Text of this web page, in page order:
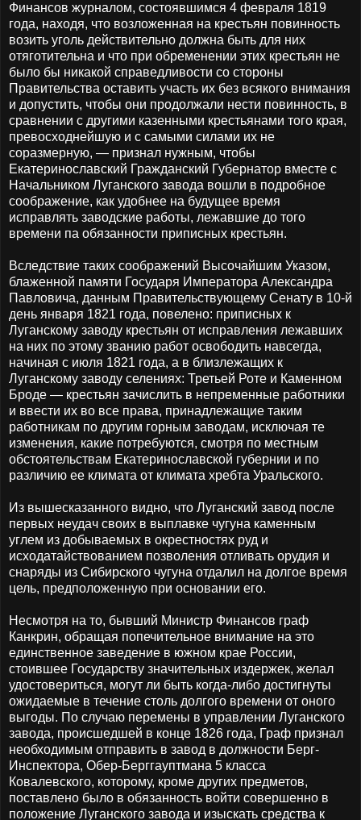
Финансов журналом, состоявшимся 4 февраля 1819
года, находя, что возложенная на крестьян повинность
возить уголь действительно должна быть для них
отяготительна и что при обременении этих крестьян не
было бы никакой справедливости со стороны
Правительства оставить участь их без всякого внимания
и допустить, чтобы они продолжали нести повинность, в
сравнении с другими казенными крестьянами того края,
превосходнейшую и с самыми силами их не
соразмерную, — признал нужным, чтобы
Екатеринославский Гражданский Губернатор вместе с
Начальником Луганского завода вошли в подробное
соображение, как удобнее на будущее время
исправлять заводские работы, лежавшие до того
времени па обязанности приписных крестьян.
Вследствие таких соображений Высочайшим Указом,
блаженной памяти Государя Императора Александра
Павловича, данным Правительствующему Сенату в 10-й
день января 1821 года, повелено: приписных к
Луганскому заводу крестьян от исправления лежавших
на них по этому званию работ освободить навсегда,
начиная с июля 1821 года, а в близлежащих к
Луганскому заводу селениях: Третьей Роте и Каменном
Броде — крестьян зачислить в непременные работники
и ввести их во все права, принадлежащие таким
работникам по другим горным заводам, исключая те
изменения, какие потребуются, смотря по местным
обстоятельствам Екатеринославской губернии и по
различию ее климата от климата хребта Уральского.
Из вышесказанного видно, что Луганский завод после
первых неудач своих в выплавке чугуна каменным
углем из добываемых в окрестностях руд и
исходатайствованием позволения отливать орудия и
снаряды из Сибирского чугуна отдалил на долгое время
цель, предположенную при основании его.
Несмотря на то, бывший Министр Финансов граф
Канкрин, обращая попечительное внимание на это
единственное заведение в южном крае России,
стоившее Государству значительных издержек, желал
удостовериться, могут ли быть когда-либо достигнуты
ожидаемые в течение столь долгого времени от оного
выгоды. По случаю перемены в управлении Луганского
завода, происшедшей в конце 1826 года, Граф признал
необходимым отправить в завод в должности Берг-
Инспектора, Обер-Берггауптмана 5 класса
Ковалевского, которому, кроме других предметов,
поставлено было в обязанность войти совершенно в
положение Луганского завода и изыскать средства к